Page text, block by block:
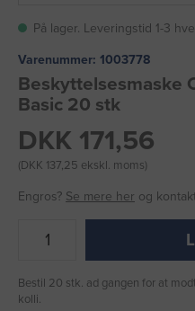
På lager. Leveringstid 1-3
Varenummer: 1003778
Beskyttelsesmaske
Basic 20 stk
DKK 171,56
(DKK 137,25 ekskl. moms)
Engros? Se mere her og
Bestil 20 stk. ad gangen for at
kolli.